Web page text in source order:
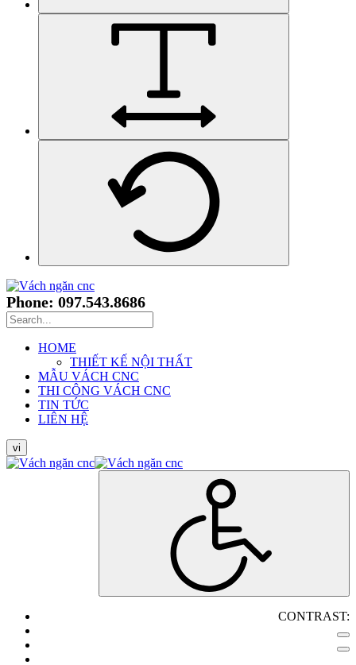
Phone: 097.543.8686
HOME
THIẾT KẾ NỘI THẤT
MẪU VÁCH CNC
THI CÔNG VÁCH CNC
TIN TỨC
LIÊN HỆ
vi
CONTRAST: